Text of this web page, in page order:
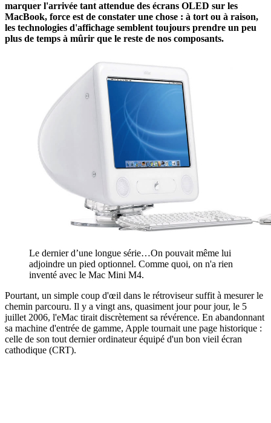
marquer l'arrivée tant attendue des écrans OLED sur les
MacBook, force est de constater une chose : à tort ou à raison,
les technologies d'affichage semblent toujours prendre un peu
plus de temps à mûrir que le reste de nos composants.
Le dernier d’une longue série…On pouvait même lui
adjoindre un pied optionnel. Comme quoi, on n'a rien
inventé avec le Mac Mini M4.
Pourtant, un simple coup d'œil dans le rétroviseur suffit à mesurer le
chemin parcouru. Il y a vingt ans, quasiment jour pour jour, le 5
juillet 2006, l'eMac tirait discrètement sa révérence. En abandonnant
sa machine d'entrée de gamme, Apple tournait une page historique :
celle de son tout dernier ordinateur équipé d'un bon vieil écran
cathodique (CRT).